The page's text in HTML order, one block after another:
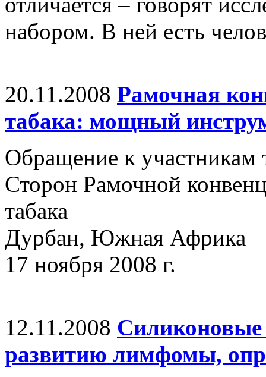
набором. В ней есть
20.11.2008 Рамочная
табака: мощный
Обращение к участникам
Сторон Рамочной
табака
Дурбан, Южная Африка
17 ноября 2008 г.
12.11.2008
развитию лимфомы,